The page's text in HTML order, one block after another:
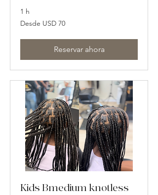
1 h
Desde
70
Desde USD 70
Reservar ahora
Kids Bmedium knotless